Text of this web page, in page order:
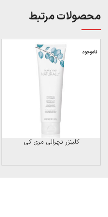
محصولات مرتبط
ناموجود
کلینزر نچرالی مری کی